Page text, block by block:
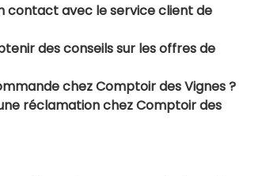
contact avec le service client de
des conseils sur les offres de
chez Comptoir des Vignes ?
réclamation chez Comptoir des